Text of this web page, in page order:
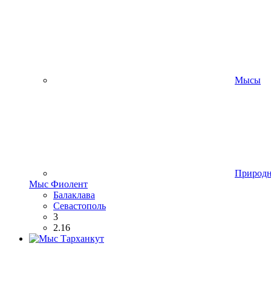
Мысы
Мыс Фиолент
Балаклава
Севастополь
3
2.16